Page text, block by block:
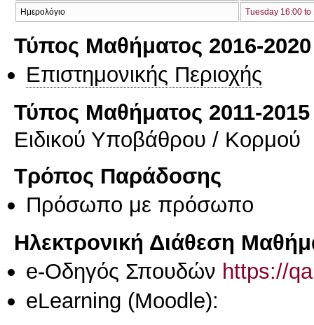
Ημερολόγιο Tuesday 16:00 to
Τύπος Μαθήματος 2016-2020
Επιστημονικής Περιοχής
Τύπος Μαθήματος 2011-2015
Ειδικού Υποβάθρου / Κορμού
Τρόπος Παράδοσης
Πρόσωπο με πρόσωπο
Ηλεκτρονική Διάθεση
e-Οδηγός Σπουδών https://
eLearning (Moodle):